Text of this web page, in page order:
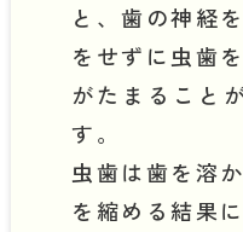
と、歯の神経
をせずに虫歯
がたまること
す。
虫歯は歯を溶
を縮める結果